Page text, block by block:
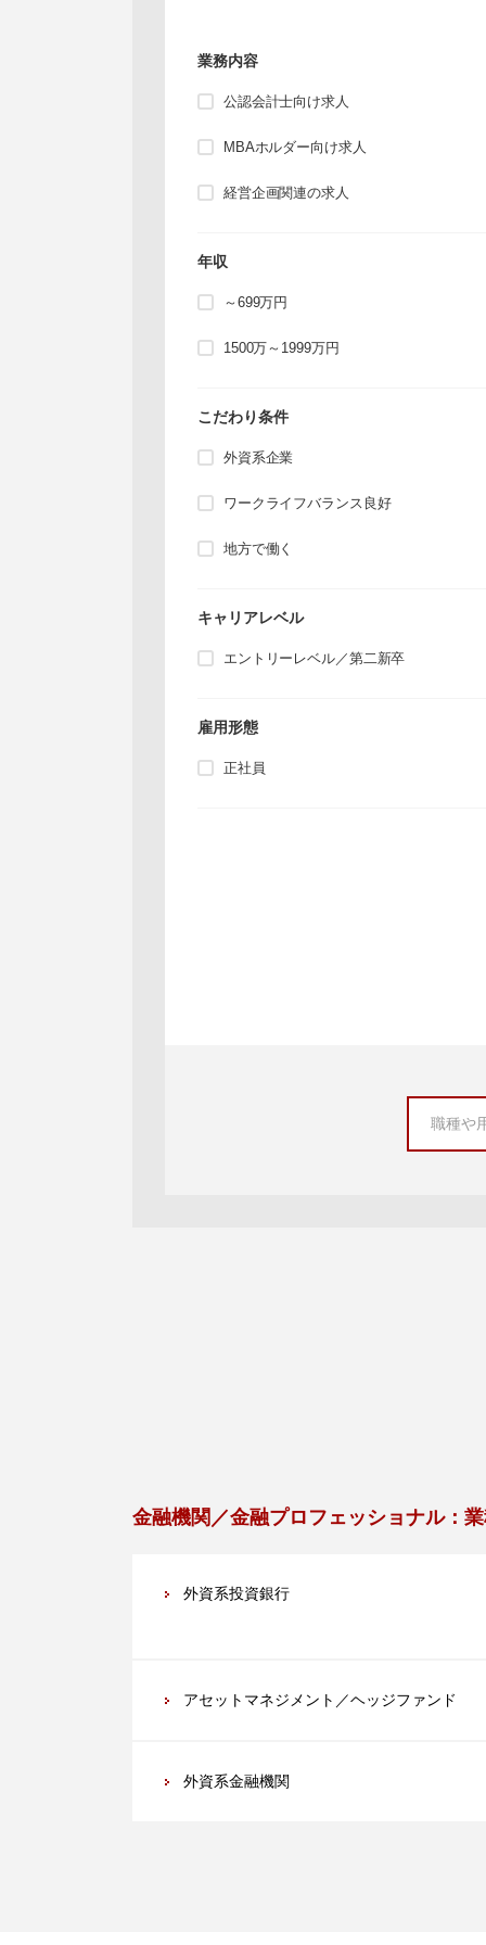
業務内容
公認会計士向け求人
MBAホルダー向け求人
経営企画関連の求人
年収
～699万円
1500万～1999万円
こだわり条件
外資系企業
ワークライフバランス良好
地方で働く
キャリアレベル
エントリーレベル／第二新卒
雇用形態
正社員
金融機関／金融プロフェッショナル：
外資系投資銀行
アセットマネジメント／ヘッジファンド
外資系金融機関